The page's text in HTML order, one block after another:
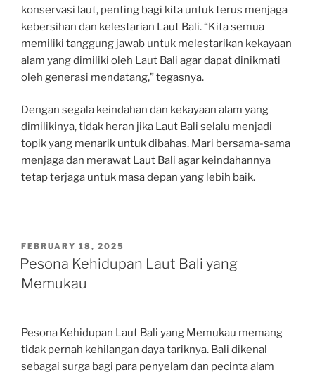
konservasi laut, penting bagi kita untuk terus menjaga
kebersihan dan kelestarian Laut Bali. “Kita semua
memiliki tanggung jawab untuk melestarikan kekayaan
alam yang dimiliki oleh Laut Bali agar dapat dinikmati
oleh generasi mendatang,” tegasnya.
Dengan segala keindahan dan kekayaan alam yang
dimilikinya, tidak heran jika Laut Bali selalu menjadi
topik yang menarik untuk dibahas. Mari bersama-sama
menjaga dan merawat Laut Bali agar keindahannya
tetap terjaga untuk masa depan yang lebih baik.
POSTED
ON
FEBRUARY 18, 2025
Pesona Kehidupan Laut Bali yang
Memukau
Pesona Kehidupan Laut Bali yang Memukau memang
tidak pernah kehilangan daya tariknya. Bali dikenal
sebagai surga bagi para penyelam dan pecinta alam